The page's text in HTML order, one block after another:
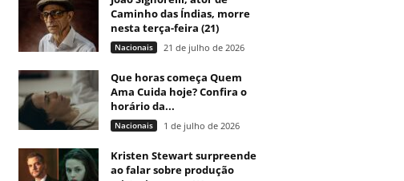
Caminho das Índias, morre
nesta terça-feira (21)
Nacionais 21 de julho de 2026
Que horas começa Quem
Ama Cuida hoje? Confira o
horário da...
Nacionais 1 de julho de 2026
Kristen Stewart surpreende
ao falar sobre produção